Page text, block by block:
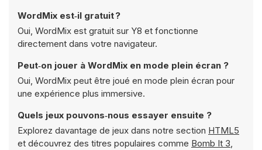
WordMix est‑il gratuit ?
Oui, WordMix est gratuit sur Y8 et fonctionne
directement dans votre navigateur.
Peut‑on jouer à WordMix en mode plein écran ?
Oui, WordMix peut être joué en mode plein écran pour
une expérience plus immersive.
Quels jeux pouvons‑nous essayer ensuite ?
Explorez davantage de jeux dans notre section HTML5
et découvrez des titres populaires comme Bomb It 3,